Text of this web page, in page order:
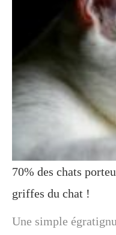
70% des chats
griffes du chat !
Une simple